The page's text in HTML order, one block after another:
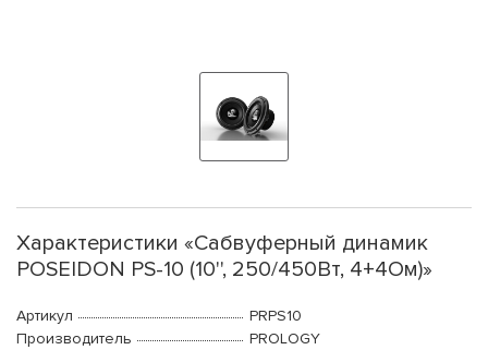
Характеристики «Сабвуферный динамик
POSEIDON PS-10 (10'', 250/450Вт, 4+4Ом)»
Артикул
PRPS10
Производитель
PROLOGY